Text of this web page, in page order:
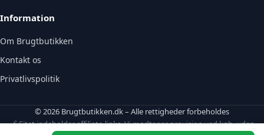
Information
Om Brugtbutikken
Kontakt os
Privatlivspolitik
© 2026 Brugtbutikken.dk – Alle rettigheder forbeholdes
🔗 Sitet indeholder affiliate-links. Vi modtager provision ved køb, uden